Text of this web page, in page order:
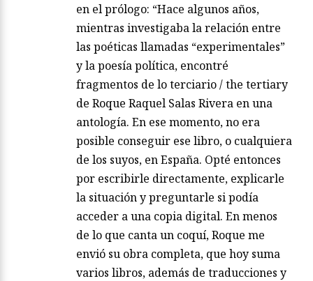
en el prólogo: “Hace algunos años,
mientras investigaba la relación entre
las poéticas llamadas “experimentales”
y la poesía política, encontré
fragmentos de lo terciario / the tertiary
de Roque Raquel Salas Rivera en una
antología. En ese momento, no era
posible conseguir ese libro, o cualquiera
de los suyos, en España. Opté entonces
por escribirle directamente, explicarle
la situación y preguntarle si podía
acceder a una copia digital. En menos
de lo que canta un coquí, Roque me
envió su obra completa, que hoy suma
varios libros, además de traducciones y